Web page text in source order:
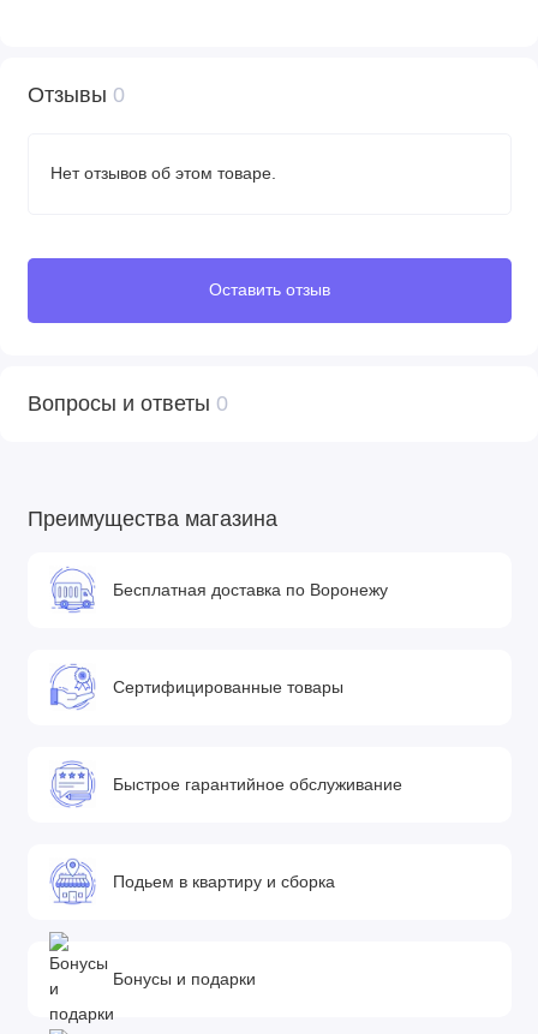
Отзывы 0
Нет отзывов об этом товаре.
Оставить отзыв
Вопросы и ответы 0
Преимущества магазина
Бесплатная доставка по Воронежу
Сертифицированные товары
Быстрое гарантийное обслуживание
Подьем в квартиру и сборка
Бонусы и подарки